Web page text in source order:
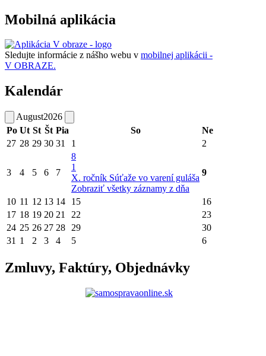
Mobilná aplikácia
Sledujte informácie z nášho webu v mobilnej aplikácii -
V OBRAZE.
Kalendár
August2026
Po Ut St Št Pia So
Ne
27 28 29 30 31 1 2
3 4 5 6 7
8
1
X. ročník Súťaže vo varení guláša
Zobraziť všetky záznamy z dňa
9
10 11 12 13 14 15
16
17 18 19 20 21 22
23
24 25 26 27 28 29
30
31 1 2 3 4 5 6
Zmluvy, Faktúry, Objednávky